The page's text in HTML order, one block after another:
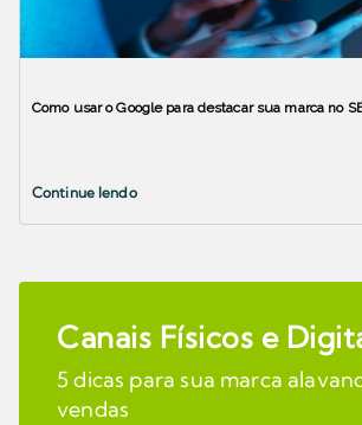
Como usar o Google para destacar sua marca no
Continue lendo
Canais Físicos e
5 dicas para sua marca
vendas